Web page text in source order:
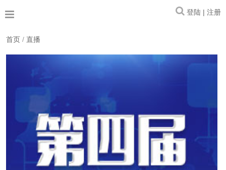
登陆 | 注册
首页 / 直播